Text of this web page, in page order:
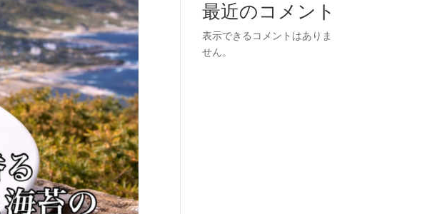
最近のコメント
表示できるコメントはありま
せん。